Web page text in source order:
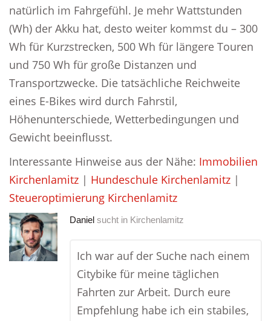
natürlich im Fahrgefühl. Je mehr Wattstunden
(Wh) der Akku hat, desto weiter kommst du – 300
Wh für Kurzstrecken, 500 Wh für längere Touren
und 750 Wh für große Distanzen und
Transportzwecke. Die tatsächliche Reichweite
eines E-Bikes wird durch Fahrstil,
Höhenunterschiede, Wetterbedingungen und
Gewicht beeinflusst.
Interessante Hinweise aus der Nähe: Immobilien
Kirchenlamitz | Hundeschule Kirchenlamitz |
Steueroptimierung Kirchenlamitz
Daniel sucht in Kirchenlamitz
Ich war auf der Suche nach einem
Citybike für meine täglichen
Fahrten zur Arbeit. Durch eure
Empfehlung habe ich ein stabiles,